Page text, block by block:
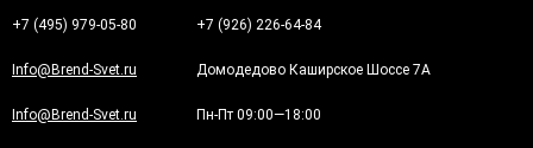
+7 (495) 979-05-80 +7 (926) 226-64-84
Info@Brend-Svet.ru Домодедово Каширское Шоссе 7А
Info@Brend-Svet.ru Пн-Пт 09:00—18:00